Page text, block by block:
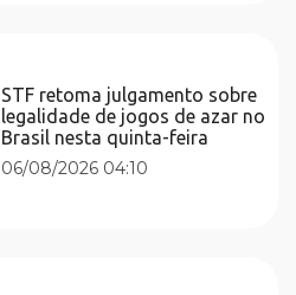
STF retoma julgamento sobre
legalidade de jogos de azar no
Brasil nesta quinta-feira
06/08/2026 04:10